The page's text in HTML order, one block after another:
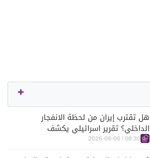
هل تقترب إيران من لحظة الانفجار
الداخلي؟ تقرير اسرائيلي يكشف
الكواليس
08:30 | 2026-08-06